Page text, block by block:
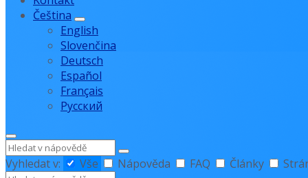
Čeština
English
Slovenčina
Deutsch
Español
Français
Русский
Hledat
Vyhledat v:
Vše Nápověda FAQ Články